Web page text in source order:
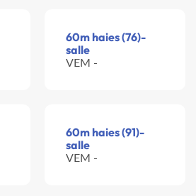
60m haies (76)-
salle
VEM -
60m haies (91)-
salle
VEM -